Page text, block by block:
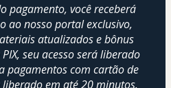
pagamento, você receberá
ao nosso portal exclusivo,
atualizados e bônus
seu acesso será liberado
pagamentos com cartão de
em até 20 minutos.